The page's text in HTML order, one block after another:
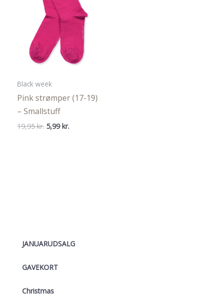
JANUARUDSALG
GAVEKORT
Christmas
Black week
Pink strømper (17-19)
– Smallstuff
19,95kr. Den
5,99kr.Den